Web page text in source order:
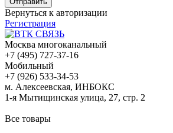
Вернуться к авторизации
Регистрация
Москва многоканальный
+7 (495) 727-37-16
Мобильный
+7 (926) 533-34-53
м. Алексеевская, ИНБОКС
1-я Мытищинская улица, 27, стр. 2
Все товары